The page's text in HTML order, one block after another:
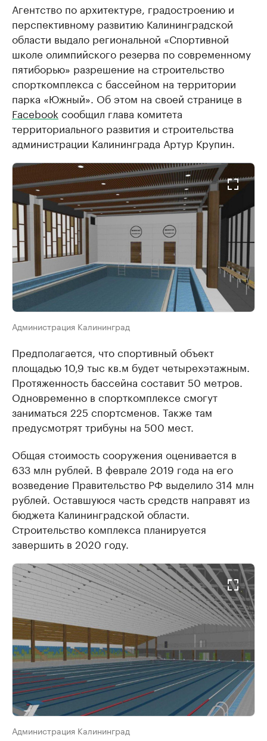
Агентство по архитектуре, градостроению и
перспективному развитию Калининградской
области выдало региональной «Спортивной
школе олимпийского резерва по современному
пятиборью» разрешение на строительство
спорткомплекса с бассейном на территории
парка «Южный». Об этом на своей странице в
Facebook сообщил глава комитета
территориального развития и строительства
администрации Калининграда Артур Крупин.
Администрация Калининград
Предполагается, что спортивный объект
площадью 10,9 тыс кв.м будет четырехэтажным.
Протяженность бассейна составит 50 метров.
Одновременно в спорткомплексе смогут
заниматься 225 спортсменов. Также там
предусмотрят трибуны на 500 мест.
Общая стоимость сооружения оценивается в
633 млн рублей. В феврале 2019 года на его
возведение Правительство РФ выделило 314 млн
рублей. Оставшуюся часть средств направят из
бюджета Калининградской области.
Строительство комплекса планируется
завершить в 2020 году.
Администрация Калининград